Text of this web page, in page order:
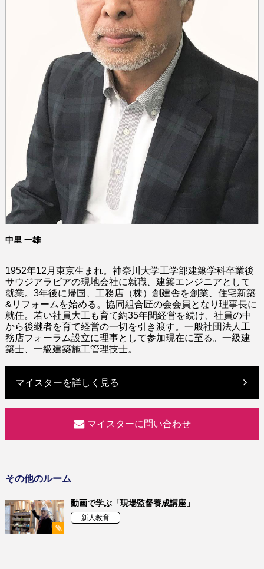
中里 一雄
1952年12月東京生まれ。 神奈川大学工学部建築学科卒業後
サウジアラビアの現地会社に就職、建築エンジニアとして
就業。 3年後に帰国、工務店 （株） 創建舎を創業、住宅新築
&リフォームを始める。 協同組合匠の会会員 となり 理事長に
就任。 若い社員大工も育て約35年間経営を続け、社員の中
から後継者を育て経営の一切を引き渡す。 一般社団法人工
務店フォーラム設立に理事として参加現在に至る。一級建
築士、一級建築施工管理技士。
マイスターを詳しく見る
マイスターに問い合わせ
その他のルーム
動画で学ぶ「現場監督養成講座」
新人教育